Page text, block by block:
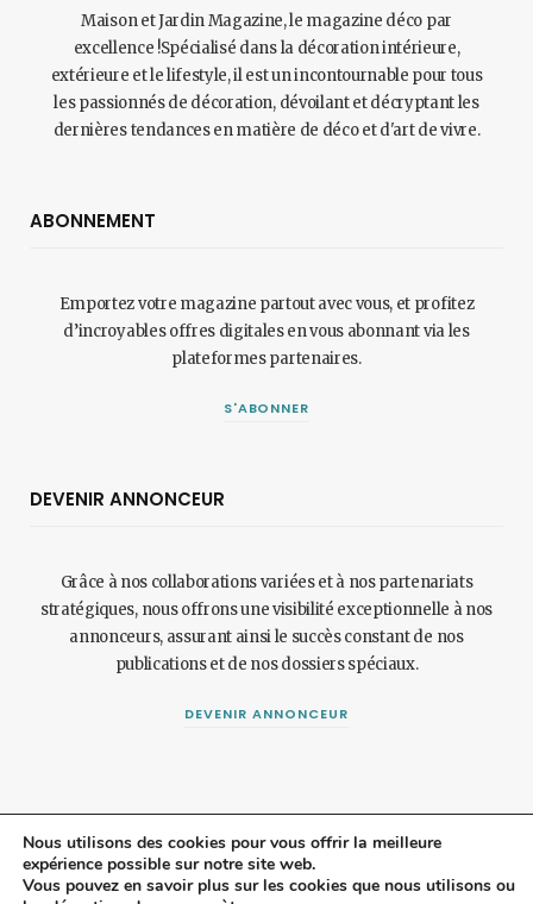
Maison et Jardin Magazine, le magazine déco par
excellence !Spécialisé dans la décoration intérieure,
extérieure et le lifestyle, il est un incontournable pour tous
les passionnés de décoration, dévoilant et décryptant les
dernières tendances en matière de déco et d'art de vivre.
ABONNEMENT
Emportez votre magazine partout avec vous, et profitez
d’incroyables offres digitales en vous abonnant via les
plateformes partenaires.
S'ABONNER
DEVENIR ANNONCEUR
Grâce à nos collaborations variées et à nos partenariats
stratégiques, nous offrons une visibilité exceptionnelle à nos
annonceurs, assurant ainsi le succès constant de nos
publications et de nos dossiers spéciaux.
DEVENIR ANNONCEUR
© 2024 Maisonetjardinmagazine.fr. Mentions légalesetpolitique de
Nous utilisons des cookies pour vous offrir la meilleure
expérience possible sur notre site web.
Vous pouvez en savoir plus sur les cookies que nous utilisons ou